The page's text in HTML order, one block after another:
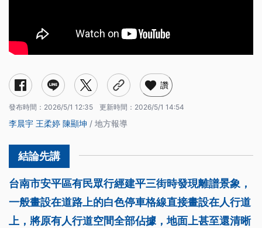
讚
發布時間： 2026/5/1 12:35 更新時間： 2026/5/1 14:54
李晨宇 王柔婷 陳顯坤 / 地方報導
台南市安平區有民眾行經建平三街時發現離譜景象，
一般畫設在道路上的白色停車格線直接畫設在人行道
上，將原有人行道空間全部佔據，地面上甚至還清晰